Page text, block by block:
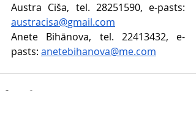
austracisa@gmail.com
Anete Bihānova, tel. 22413432, e-
pasts: anetebihanova@me.com